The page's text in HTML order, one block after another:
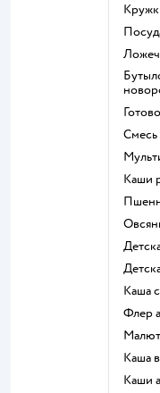
бутылочки для кормления для
Каши
каша
флер
каша
каши